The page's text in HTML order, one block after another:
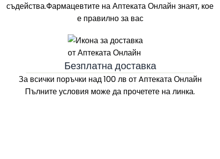
съдейства.Фармацевтите наАптеката Онлайн знаят, кое
е правилно за вас
Безплатна доставка
За всички поръчки над 100 лв от Aптеката Онлайн
Пълните условия може да прочетете на линка.